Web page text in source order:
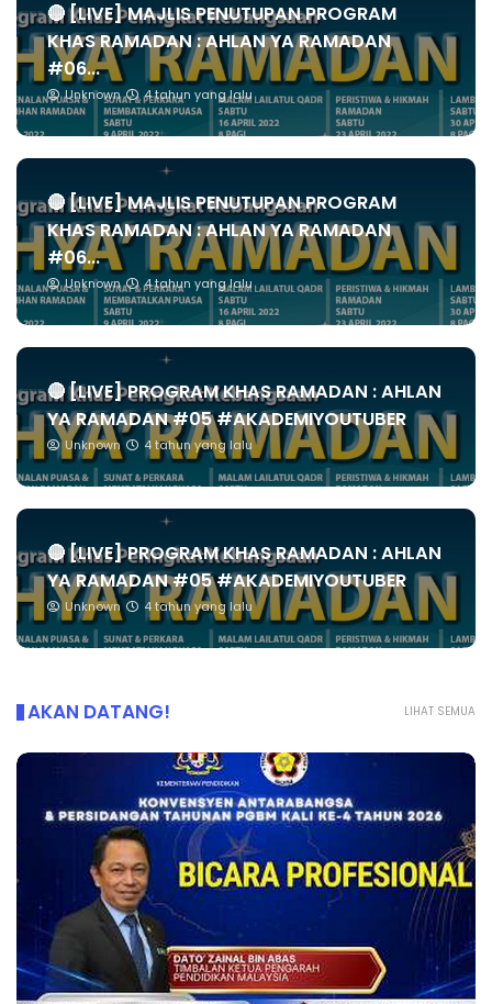
🔴 [LIVE] MAJLIS PENUTUPAN PROGRAM
KHAS RAMADAN : AHLAN YA RAMADAN
#06...
Unknown 4 tahun yang lalu
🔴 [LIVE] MAJLIS PENUTUPAN PROGRAM
KHAS RAMADAN : AHLAN YA RAMADAN
#06...
Unknown 4 tahun yang lalu
🔴 [LIVE] PROGRAM KHAS RAMADAN : AHLAN
YA RAMADAN #05 #AKADEMIYOUTUBER
Unknown 4 tahun yang lalu
🔴 [LIVE] PROGRAM KHAS RAMADAN : AHLAN
YA RAMADAN #05 #AKADEMIYOUTUBER
Unknown 4 tahun yang lalu
LIHAT SEMUA
AKAN DATANG!